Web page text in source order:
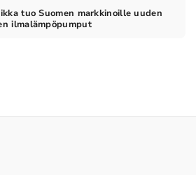
tuo Suomen markkinoille uuden
ilmalämpöpumput